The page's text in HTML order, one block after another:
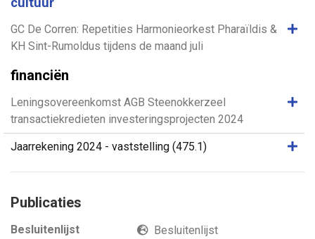
GC De Corren: Repetities Harmonieorkest Pharaïldis &
KH Sint-Rumoldus tijdens de maand juli
financiën
Leningsovereenkomst AGB Steenokkerzeel
transactiekredieten investeringsprojecten 2024
Jaarrekening 2024 - vaststelling (475.1)
Publicaties
Besluitenlijst Besluitenlijst